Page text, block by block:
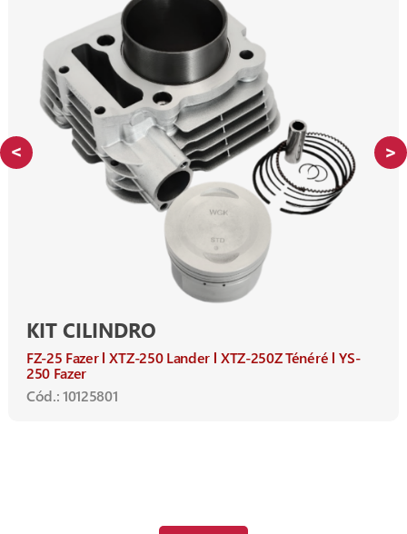
KIT CILINDRO
FZ-25 Fazer XTZ-250 Lander XTZ-250Z Ténéré YS-
250 Fazer
Cód.: 10125801